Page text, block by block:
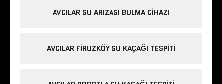
AVCILAR SU ARIZASI BULMA CIHAZI
AVCILAR FIRUZKÖY SU KAÇAĞI TESPITI